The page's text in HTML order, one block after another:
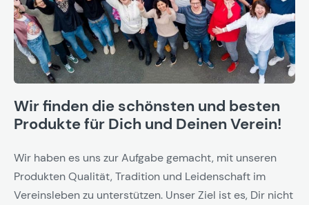
Wir finden die schönsten und besten
Produkte für Dich und Deinen Verein!
Wir haben es uns zur Aufgabe gemacht, mit unseren
Produkten Qualität, Tradition und Leidenschaft im
Vereinsleben zu unterstützen. Unser Ziel ist es, Dir nicht